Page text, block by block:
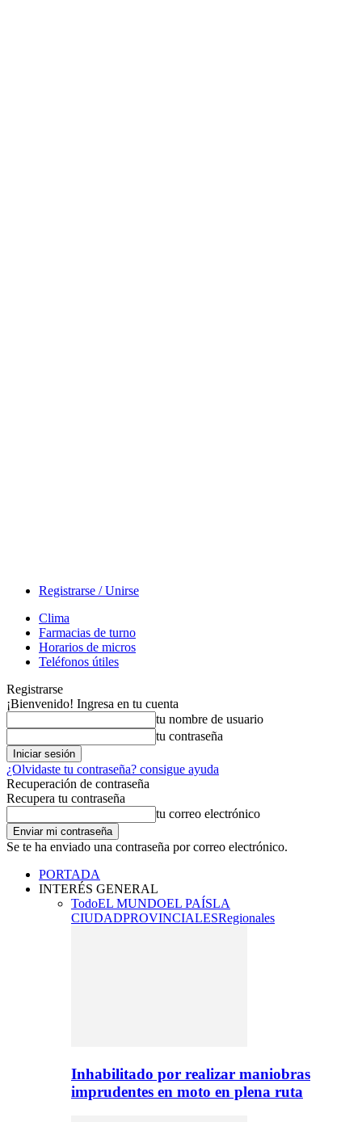
Registrarse / Unirse
Clima
Farmacias de turno
Horarios de micros
Teléfonos útiles
Registrarse
¡Bienvenido! Ingresa en tu cuenta
tu nombre de usuario
tu contraseña
¿Olvidaste tu contraseña? consigue ayuda
Recuperación de contraseña
Recupera tu contraseña
tu correo electrónico
Se te ha enviado una contraseña por correo electrónico.
PORTADA
INTERÉS GENERAL
TodoEL MUNDOEL PAÍSLA
CIUDADPROVINCIALESRegionales
Inhabilitado por realizar maniobras
imprudentes en moto en plena ruta